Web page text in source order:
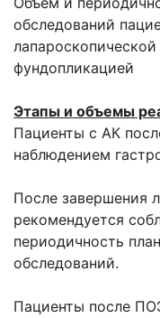
обследований
фундопликацией
Этапы и объемы
Пациенты с АК
наблюдением
После завершения
рекомендуется
периодичность
обследований.
Пациенты после